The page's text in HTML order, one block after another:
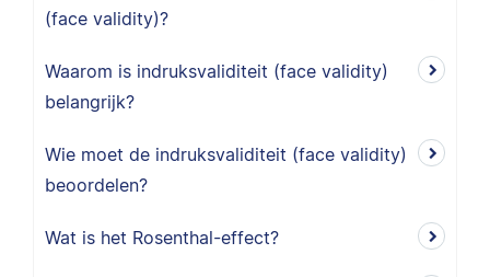
(face validity)?
Waarom is indruksvaliditeit (face validity)
belangrijk?
Wie moet de indruksvaliditeit (face validity)
beoordelen?
Wat is het Rosenthal-effect?